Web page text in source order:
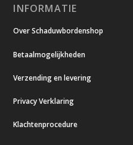
INFORMATIE
Over Schaduwbordenshop
Betaalmogelijkheden
Verzending en levering
Privacy Verklaring
Klachtenprocedure